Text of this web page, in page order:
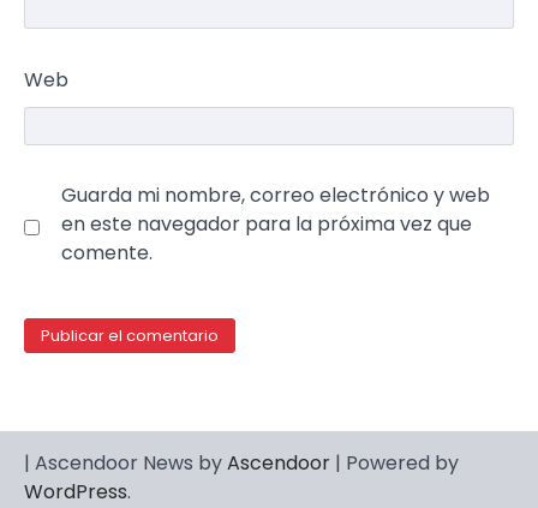
Web
Guarda mi nombre, correo electrónico y web
en este navegador para la próxima vez que
comente.
| Ascendoor News byAscendoor | Powered by
WordPress.